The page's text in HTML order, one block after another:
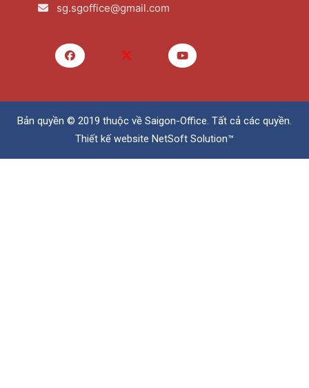
sg.sgoffice@gmail.com
Bản quyền © 2019 thuộc về Saigon-Office. Tất cả các quyền.
Thiết kế website NetSoft Solution™